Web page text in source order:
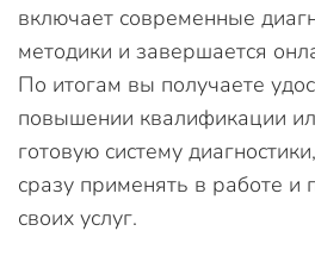
включает современные
методики и завершается
По итогам вы получаете
повышении квалификации
готовую систему
сразу применять в работе и
своих услуг.